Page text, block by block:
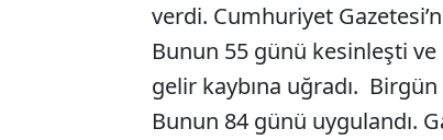
verdi. Cumhuriyet
Bunun 55 günü kesinleşti
gelir kaybına uğradı.
Bunun 84 günü uygulandı.